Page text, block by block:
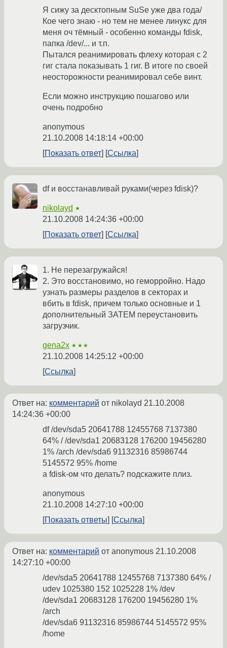
Я сижу за десктопным SuSe уже два года/
Кое чего знаю - но тем не менее линукс для
меня оч тёмный - особенно команды fdisk,
папка /dev/... и т.п.
Пытался реанимировать флеху которая с 2
гиг стала показывать 1 гиг. В итоге по своей
неосторожности реанимировал себе винт.
Если можно инструкцию пошагово или
очень подробно
anonymous
21.10.2008 14:18:14 +00:00
Показать ответ
Ссылка
df и восстанавливай руками(через fdisk)?
nikolayd ★
21.10.2008 14:24:36 +00:00
Показать ответ
Ссылка
1. Не перезагружайся!
2. Это восстановимо, но геморройно. Надо
узнать размеры разделов в секторах и
вбить в fdisk, причем только основные и 1
дополнительный ЗАТЕМ переустановить
загрузчик.
gena2x ★★★
21.10.2008 14:25:12 +00:00
Ссылка
Ответ на: комментарий от nikolayd 21.10.2008
14:24:36 +00:00
df /dev/sda5 20641788 12455768 7137380
64% / /dev/sda1 20683128 176200 19456280
1% /arch /dev/sda6 91132316 85986744
5145572 95% /home
а fdisk-ом что делать? подскажите плиз.
anonymous
21.10.2008 14:27:10 +00:00
Показать ответы
Ссылка
Ответ на: комментарий от anonymous 21.10.2008
14:27:10 +00:00
/dev/sda5 20641788 12455768 7137380 64% /
udev 1025380 152 1025228 1% /dev
/dev/sda1 20683128 176200 19456280 1%
/arch
/dev/sda6 91132316 85986744 5145572 95%
/home